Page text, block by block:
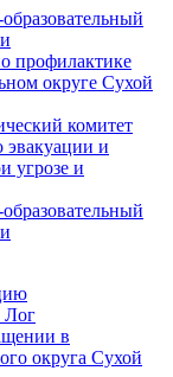
профилактике
округе Сухой
комитет
и
угрозе и
Лог
в
округа Сухой